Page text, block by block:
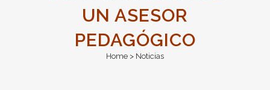
UN ASESOR
PEDAGÓGICO
Home > Noticias